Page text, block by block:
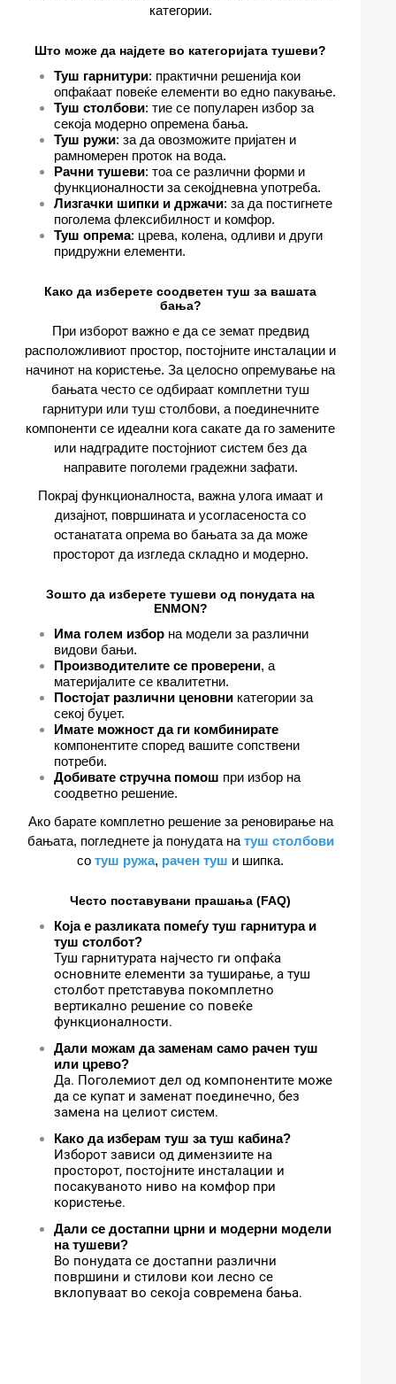
категории.
Што може да најдете во категоријата тушеви?
Туш гарнитури: практични решенија кои
опфаќаат повеќе елементи во едно пакување.
Туш столбови: тие се популарен избор за
секоја модерно опремена бања.
Туш ружи: за да овозможите пријатен и
рамномерен проток на вода.
Рачни тушеви: тоа се различни форми и
функционалности за секојдневна употреба.
Лизгачки шипки и држачи: за да постигнете
поголема флексибилност и комфор.
Туш опрема: црева, колена, одливи и други
придружни елементи.
Како да изберете соодветен туш за вашата
бања?
При изборот важно е да се земат предвид
расположливиот простор, постојните инсталации и
начинот на користење. За целосно опремување на
бањата често се одбираат комплетни туш
гарнитури или туш столбови, а поединечните
компоненти се идеални кога сакате да го замените
или надградите постојниот систем без да
направите поголеми градежни зафати.
Покрај функционалноста, важна улога имаат и
дизајнот, површината и усогласеноста со
останатата опрема во бањата за да може
просторот да изгледа складно и модерно.
Зошто да изберете тушеви од понудата на
ENMON?
Има голем избор на модели за различни
видови бањи.
Производителите се проверени, а
материјалите се квалитетни.
Постојат различни ценовни категории за
секој буџет.
Имате можност да ги комбинирате
компонентите според вашите сопствени
потреби.
Добивате стручна помош при избор на
соодветно решение.
Ако барате комплетно решение за реновирање на
бањата, погледнете ја понудата на туш столбови
со туш ружа, рачен туш и шипка.
Често поставувани прашања (FAQ)
Која е разликата помеѓу туш гарнитура и
туш столбот?
Туш гарнитурата најчесто ги опфаќа
основните елементи за туширање, а туш
столбот претставува покомплетно
вертикално решение со повеќе
функционалности.
Дали можам да заменам само рачен туш
или црево?
Да. Поголемиот дел од компонентите може
да се купат и заменат поединечно, без
замена на целиот систем.
Како да изберам туш за туш кабина?
Изборот зависи од димензиите на
просторот, постојните инсталации и
посакуваното ниво на комфор при
користење.
Дали се достапни црни и модерни модели
на тушеви?
Во понудата се достапни различни
површини и стилови кои лесно се
вклопуваат во секоја современа бања.